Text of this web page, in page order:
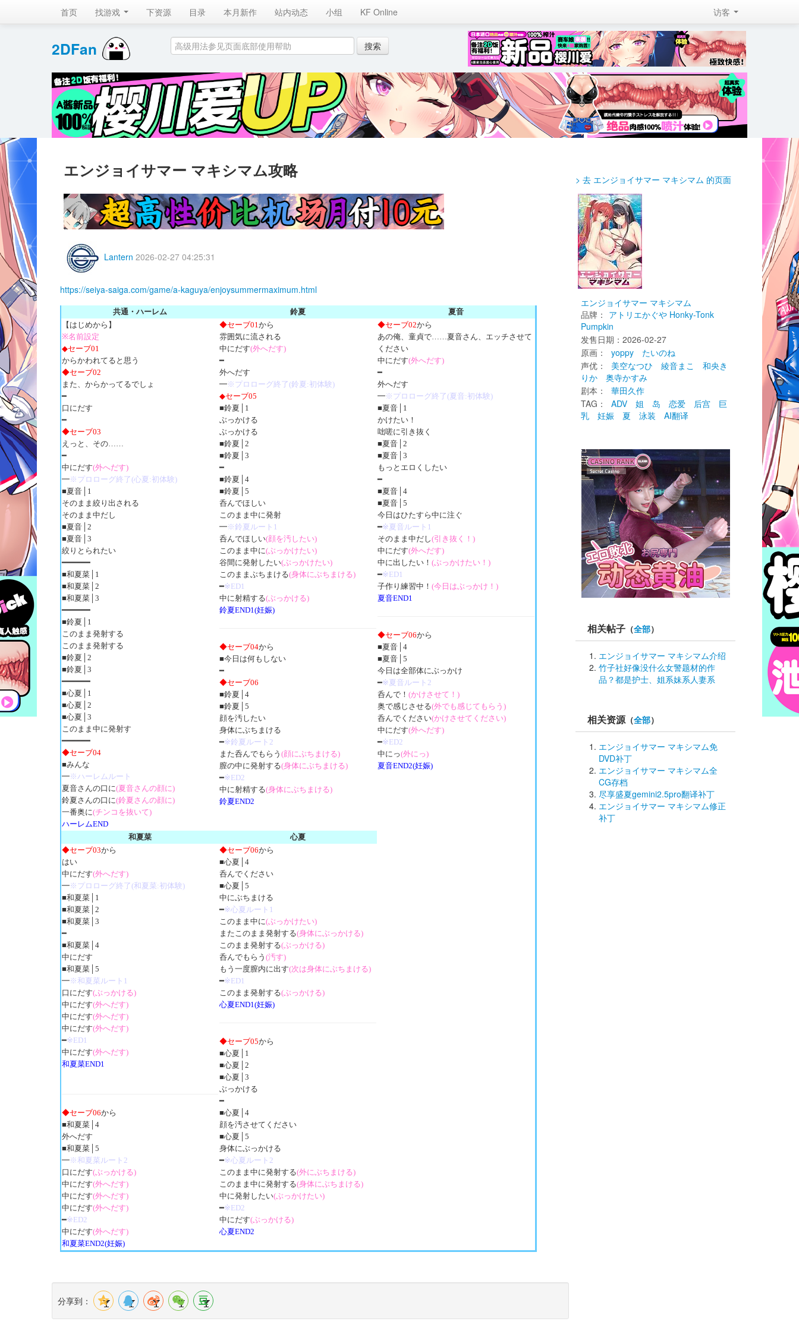
访客
首页 找游戏 下资源 目录 本月新作 站内动态 小组 KF Online
2DFan
エンジョイサマー マキシマム攻略
Lantern 2026-02-27 04:25:31
https://seiya-saiga.com/game/a-kaguya/enjoysummermaximum.html
共通・ハーレム 鈴夏
夏音
【はじめから】
※名前設定
◆セーブ01
からかわれてると思う
◆セーブ02
また、からかってるでしょ
━
口にだす
━
◆セーブ03
えっと、その……
━
中にだす(外へだす)
━※プロローグ終了(心夏:初体験)
■夏音│1
そのまま絞り出される
そのまま中だし
■夏音│2
■夏音│3
絞りとられたい
━━━━━━
■和夏菜│1
■和夏菜│2
■和夏菜│3
━━━━━━
■鈴夏│1
このまま発射する
このまま発射する
■鈴夏│2
■鈴夏│3
━━━━━━
■心夏│1
■心夏│2
■心夏│3
このまま中に発射す
━━━━━━
◆セーブ04
■みんな
━※ハーレムルート
夏音さんの口に(夏音さんの顔に)
鈴夏さんの口に(鈴夏さんの顔に)
一番奥に(チンコを抜いて)
ハーレムEND
◆セーブ01 から
雰囲気に流される
中にだす(外へだす)
━
外へだす
━※プロローグ終了(鈴夏:初体験)
◆セーブ05
■鈴夏│1
ぶっかける
ぶっかける
■鈴夏│2
■鈴夏│3
━
■鈴夏│4
■鈴夏│5
呑んでほしい
このまま中に発射
━※鈴夏ルート1
呑んでほしい(顔を汚したい)
このまま中に(ぶっかけたい)
谷間に発射したい(ぶっかけたい)
このままぶちまける(身体にぶちまける)
━※ED1
中に射精する(ぶっかける)
鈴夏END1(妊娠)
◆セーブ04から
■今日は何もしない
━
◆セーブ06
■鈴夏│4
■鈴夏│5
顔を汚したい
身体にぶちまける
━※鈴夏ルート2
また呑んでもらう (顔にぶちまける)
膣の中に発射する(身体にぶちまける)
━※ED2
中に射精する(身体にぶちまける)
鈴夏END2
◆セーブ02から
あの俺、童貞で……夏音さん、エッチさせて
ください
中にだす(外へだす)
━
外へだす
━※プロローグ終了(夏音:初体験)
■夏音│1
かけたい！
咄嗟に引き抜く
■夏音│2
■夏音│3
もっとエロくしたい
━
■夏音│4
■夏音│5
今日はひたすら中に注ぐ
━※夏音ルート1
そのまま中だし(引き抜く！)
中にだす(外へだす)
中に出したい！ (ぶっかけたい！)
━※ED1
子作り練習中！ (今日はぶっかけ！)
夏音END1
◆セーブ06から
■夏音│4
■夏音│5
今日は全部体にぶっかけ
━※夏音ルート2
呑んで！ (かけさせて！)
奥で感じさせる(外でも感じてもらう)
呑んでください(かけさせてください)
中にだす(外へだす)
━※ED2
中にっ(外にっ)
夏音END2(妊娠)
和夏菜
心夏
◆セーブ03から
はい
中にだす(外へだす)
━※プロローグ終了(和夏菜:初体験)
■和夏菜│1
■和夏菜│2
■和夏菜│3
━
■和夏菜│4
中にだす
■和夏菜│5
━※和夏菜ルート1
口にだす(ぶっかける)
中にだす(外へだす)
中にだす(外へだす)
中にだす(外へだす)
━※ED1
中にだす(外へだす)
和夏菜END1
◆セーブ06から
■和夏菜│4
外へだす
■和夏菜│5
━※和夏菜ルート2
口にだす(ぶっかける)
中にだす(外へだす)
中にだす(外へだす)
中にだす(外へだす)
━※ED2
中にだす(外へだす)
和夏菜END2(妊娠)
◆セーブ06から
■心夏│4
呑んでください
■心夏│5
中にぶちまける
━※心夏ルート1
このまま中に(ぶっかけたい)
またこのまま発射する(身体にぶっかける)
このまま発射する(ぶっかける)
呑んでもらう (汚す)
もう一度膣内に出す(次は身体にぶちまける)
━※ED1
このまま発射する(ぶっかける)
心夏END1(妊娠)
◆セーブ05から
■心夏│1
■心夏│2
■心夏│3
ぶっかける
━
■心夏│4
顔を汚させてください
■心夏│5
身体にぶっかける
━※心夏ルート2
このまま中に発射する(外にぶちまける)
このまま中に発射する(身体にぶちまける)
中に発射したい(ぶっかけたい)
━※ED2
中にだす(ぶっかける)
心夏END2
分享到：
> 去 エンジョイサマー マキシマム 的页面
エンジョイサマー マキシマム
品牌： アトリエかぐや Honky-Tonk
Pumpkin
发售日期：2026-02-27
原画：
yoppy
たいのね
声优：
美空なつひ 綾音まこ
和央き
りか
奥寺かすみ
剧本：
華田久作
TAG：
ADV 姐 岛 恋爱 后宫
巨
乳
妊娠 夏 泳装 AI翻译
相关帖子 （全部）
エンジョイサマー マキシマム介绍
竹子社好像没什么女警题材的作
品？都是护士、姐系妹系人妻系
相关资源 （全部）
エンジョイサマー マキシマム免
DVD补丁
エンジョイサマー マキシマム全
CG存档
尽享盛夏gemini2.5pro翻译补丁
エンジョイサマー マキシマム修正
补丁